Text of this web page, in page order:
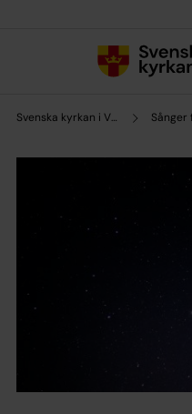
Svenska kyrkan i Vislanda och Blädinge Sånger